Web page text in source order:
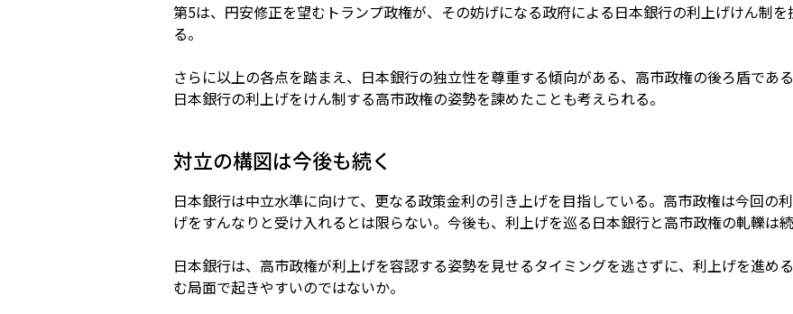
第5は、円安修正を望むトランプ政権が、その妨げになる政府による日本銀行の利上げけん制
る。
さらに以上の各点を踏まえ、日本銀行の独立性を尊重する傾向がある、高市政権の後ろ盾であ
日本銀行の利上げをけん制する高市政権の姿勢を諫めたことも考えられる。
対立の構図は今後も続く
日本銀行は中立水準に向けて、更なる政策金利の引き上げを目指している。高市政権は今回の
げをすんなりと受け入れるとは限らない。今後も、利上げを巡る日本銀行と高市政権の軋轢は続
日本銀行は、高市政権が利上げを容認する姿勢を見せるタイミングを逃さずに、利上げを進め
む局面で起きやすいのではないか。